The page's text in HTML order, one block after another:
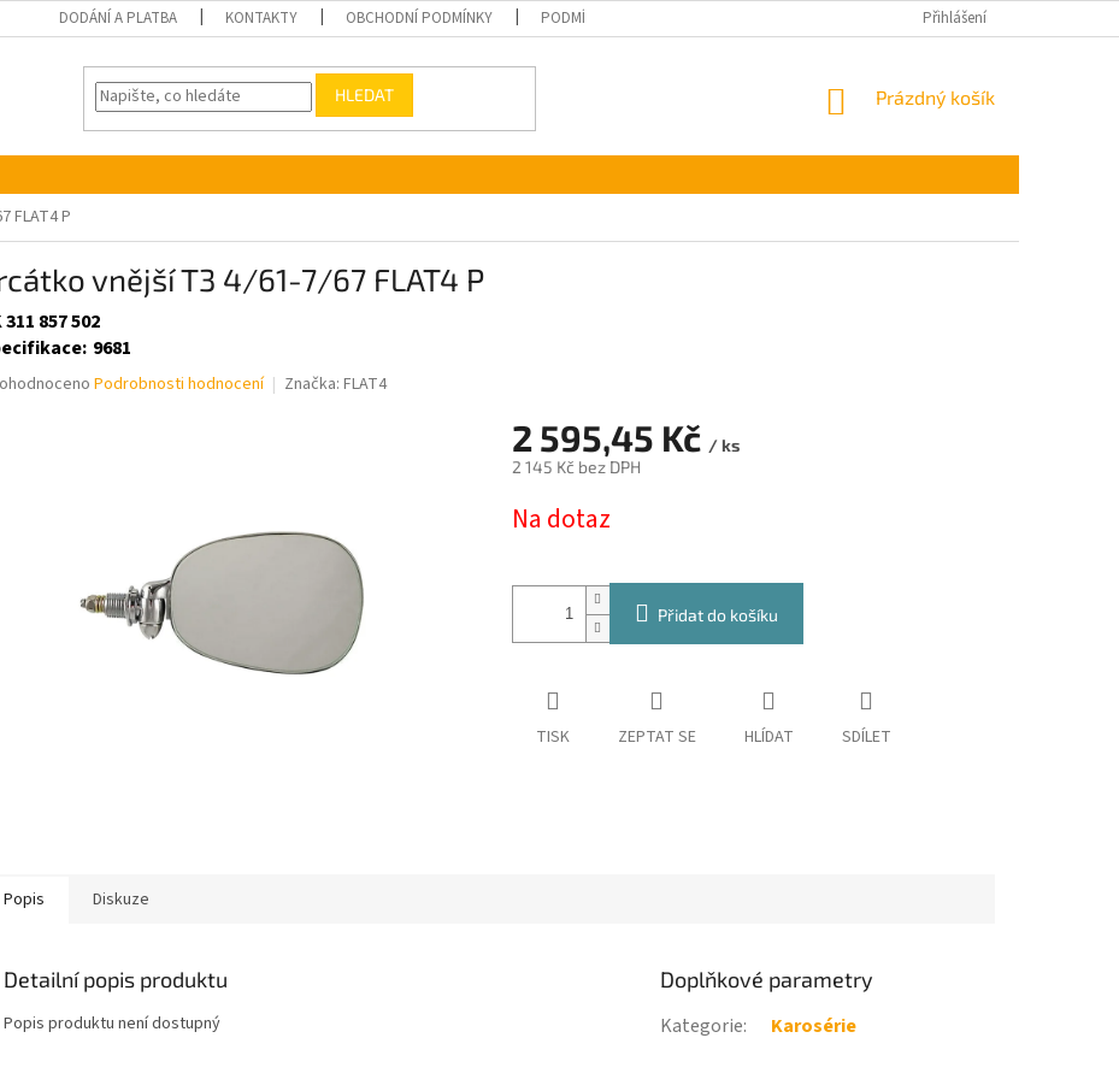
DODÁNÍ A PLATBA KONTAKTY OBCHODNÍ PODMÍNKY PODMÍNKY OCHRANY OSOBNÍCH ÚDAJŮ Přihlášení
HLEDAT
NÁKUPNÍ
Prázdný košík
FLAT4 P
vnější T3 4/61-7/67 FLAT4 P
311 857 502
: 9681
Podrobnosti hodnocení Značka: FLAT4
2 595,45 Kč / ks
2 145 Kč bez DPH
cena:
Na dotaz
Přidat do košíku
TISK ZEPTAT SE HLÍDAT SDÍLET
Popis Diskuze
Detailní popis produktu
Popis produktu není dostupný
Doplňkové parametry
Kategorie: Karosérie